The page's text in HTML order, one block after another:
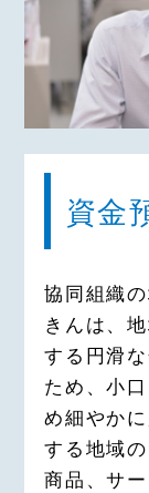
資金
協同組織
きんは、
する円滑
ため、小
め細やか
する地域
商品、サ